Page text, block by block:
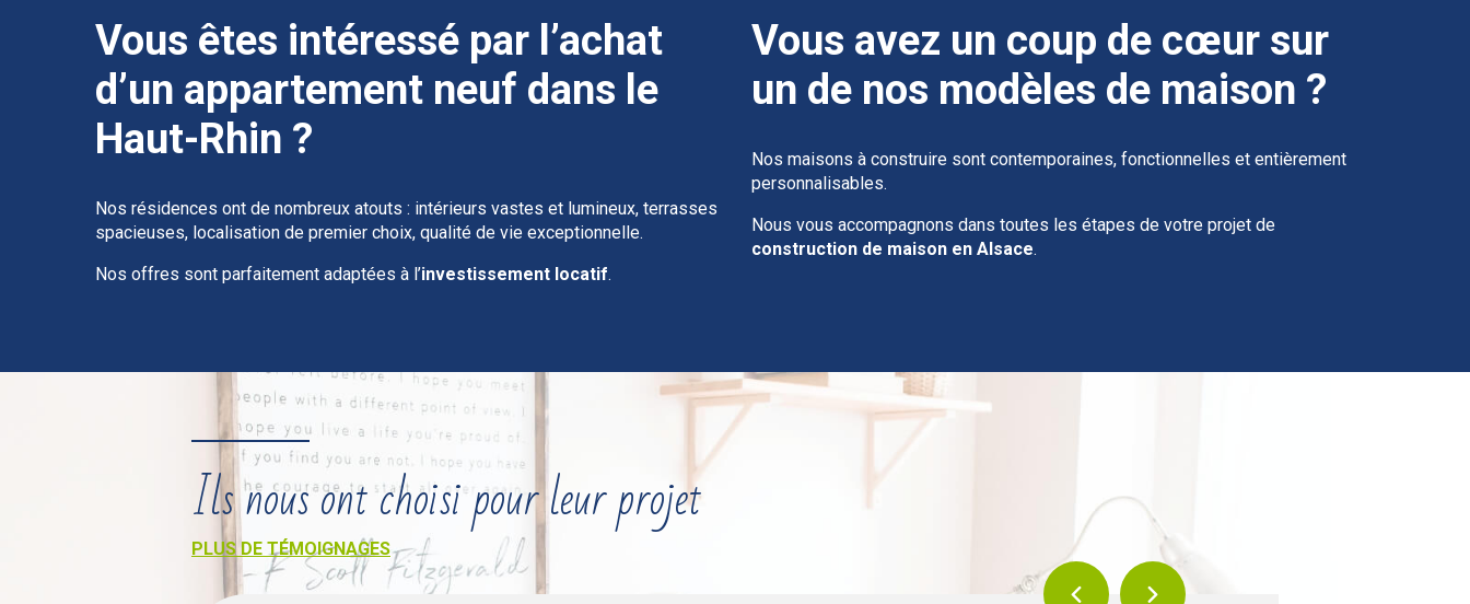
Vous êtes intéressé par l’achat
d’un appartement neuf dans le
Haut-Rhin ?
Nos résidences ont de nombreux atouts : intérieurs vastes et lumineux, terrasses
spacieuses, localisation de premier choix, qualité de vie exceptionnelle.
Nos offres sont parfaitement adaptées à l’investissement locatif.
Vous avez un coup de cœur sur
un de nos modèles de maison ?
Nos maisons à construire sont contemporaines, fonctionnelles et entièrement
personnalisables.
Nous vous accompagnons dans toutes les étapes de votre projet de
construction de maison en Alsace.
Ils nous ont choisi pour leur projet
PLUS DE TÉMOIGNAGES